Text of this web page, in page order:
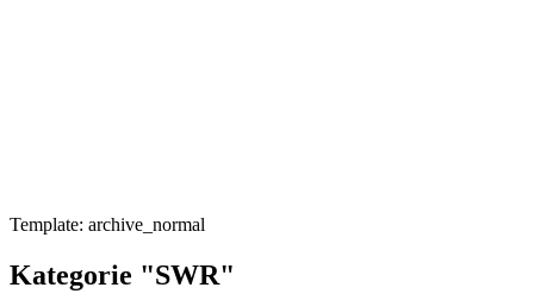
Template: archive_normal
Kategorie "SWR"